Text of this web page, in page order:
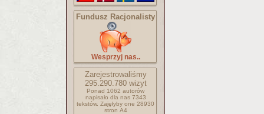
Fundusz Racjonalisty
Wesprzyj nas..
Zarejestrowaliśmy
295.290.780wizyt
Ponad 1062 autorów
napisało dla nas 7343
tekstów. Zajęłyby one 28930
stron A4